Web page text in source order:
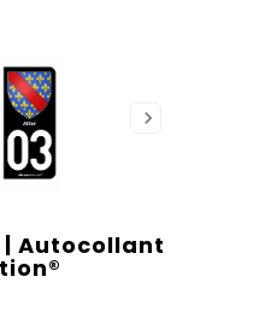
Autocollant